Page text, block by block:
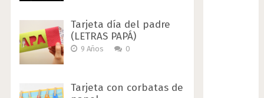
Tarjeta día del padre
(LETRAS PAPÁ)
9 Años 0
Tarjeta con corbatas de